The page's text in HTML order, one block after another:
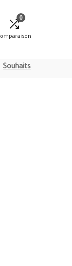
0
Souhaits